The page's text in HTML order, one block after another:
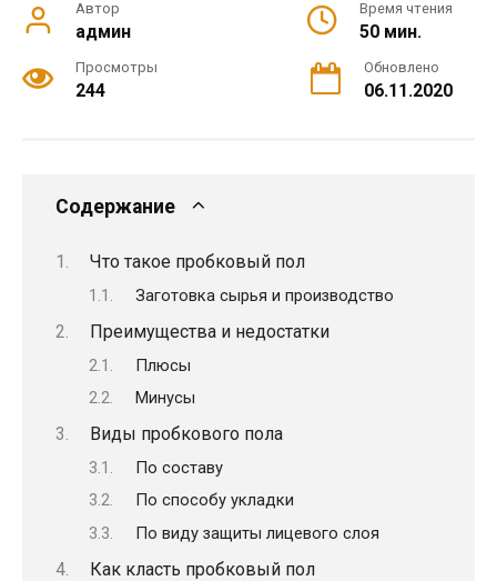
Автор
админ
Время чтения
50 мин.
Просмотры
244
Обновлено
06.11.2020
Содержание
Что такое пробковый пол
Заготовка сырья и производство
Преимущества и недостатки
Плюсы
Минусы
Виды пробкового пола
По составу
По способу укладки
По виду защиты лицевого слоя
Как класть пробковый пол